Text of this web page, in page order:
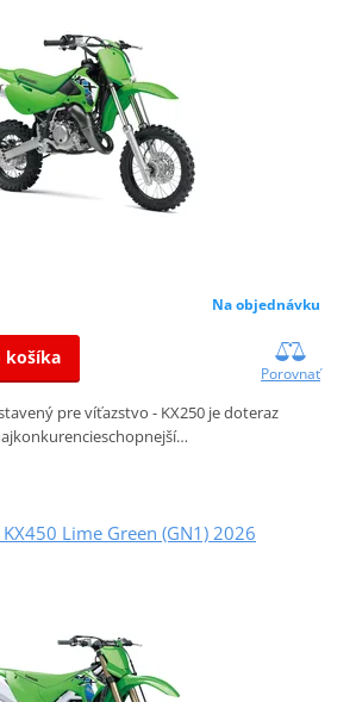
Na objednávku
košíka
Porovnať
pre víťazstvo - KX250 je doteraz
Lime Green (GN1) 2026